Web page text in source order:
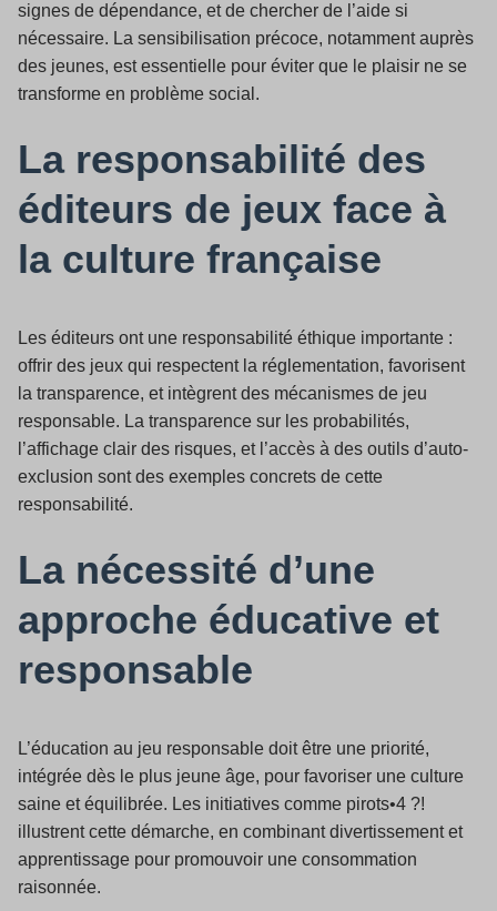
signes de dépendance, et de chercher de l’aide si
nécessaire. La sensibilisation précoce, notamment auprès
des jeunes, est essentielle pour éviter que le plaisir ne se
transforme en problème social.
La responsabilité des
éditeurs de jeux face à
la culture française
Les éditeurs ont une responsabilité éthique importante :
offrir des jeux qui respectent la réglementation, favorisent
la transparence, et intègrent des mécanismes de jeu
responsable. La transparence sur les probabilités,
l’affichage clair des risques, et l’accès à des outils d’auto-
exclusion sont des exemples concrets de cette
responsabilité.
La nécessité d’une
approche éducative et
responsable
L’éducation au jeu responsable doit être une priorité,
intégrée dès le plus jeune âge, pour favoriser une culture
saine et équilibrée. Les initiatives comme pirots•4 ?!
illustrent cette démarche, en combinant divertissement et
apprentissage pour promouvoir une consommation
raisonnée.